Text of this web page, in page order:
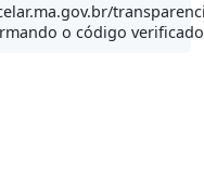
o código